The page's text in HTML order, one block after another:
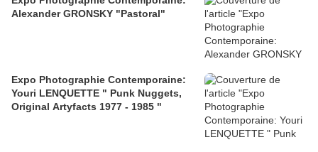
Alexander GRONSKY "Pastoral"
Expo Photographie Contemporaine:
Youri LENQUETTE " Punk Nuggets,
Original Artyfacts 1977 - 1985 "